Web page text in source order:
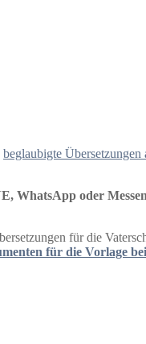
beglaubigte Übersetzungen
WhatsApp oder
für die
für die Vorlage